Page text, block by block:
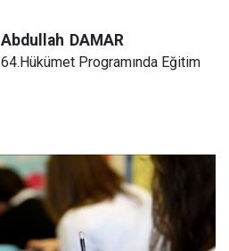
Abdullah DAMAR
64.Hükümet Programında Eğitim